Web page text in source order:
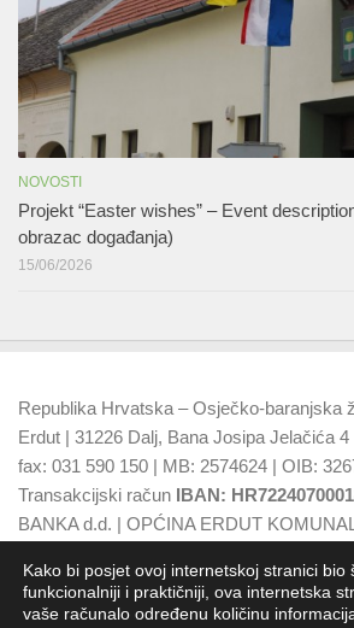
NOVOSTI
Projekt “Easter wishes” – Event
obrazac događanja)
15/06/2026
Republika Hrvatska – Osječko-baranjska
Erdut | 31226 Dalj, Bana Josipa Jelačića 4
fax: 031 590 150 | MB: 2574624 | OIB:
Transakcijski račun IBAN:
BANKA d.d. | OPĆINA ERDUT
d.d.
Kako bi posjet ovoj internetskoj stranici bio
funkcionalniji i praktičniji, ova internetska
vaše računalo određenu količinu